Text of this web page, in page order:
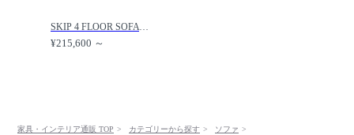
SKIP 4 FLOOR SOFA / スキップ4 フロアソファ /
¥215,600 ～
家具・インテリア通販 TOP カテゴリーから探す
ソファ